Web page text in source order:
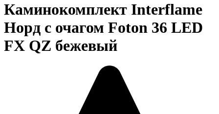
Каминокомплект Interflame
Норд с очагом Foton 36 LED
FX QZ бежевый